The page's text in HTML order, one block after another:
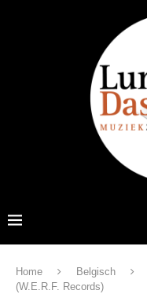
Home Belgisch
(W.E.R.F. Records)